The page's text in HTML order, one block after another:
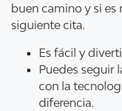
buen camino y si es
siguiente cita.
Es fácil y
Puedes seguir
con la
diferencia.